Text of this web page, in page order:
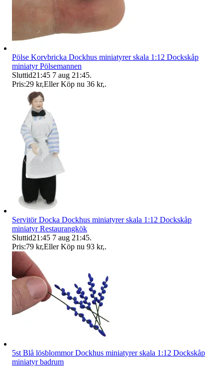
Pölse Korvbricka Dockhus miniatyrer skala 1:12 Dockskåp
miniatyr Pölsemannen
Sluttid21:45 7 aug 21:45.
Pris:29 kr,Eller Köp nu 36 kr,.
Servitör Docka Dockhus miniatyrer skala 1:12 Dockskåp
miniatyr Restaurangkök
Sluttid21:45 7 aug 21:45.
Pris:79 kr,Eller Köp nu 93 kr,.
5st Blå lösblommor Dockhus miniatyrer skala 1:12 Dockskåp
miniatyr badrum